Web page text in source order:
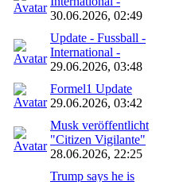
30.06.2026, 02:49
Update - Fussball -
International -
29.06.2026, 03:48
Formel1 Update
29.06.2026, 03:42
Musk veröffentlicht
"Citizen Vigilante"
28.06.2026, 22:25
Trump says he is